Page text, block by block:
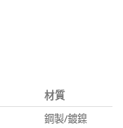
材質
鋼製/鍍鎳